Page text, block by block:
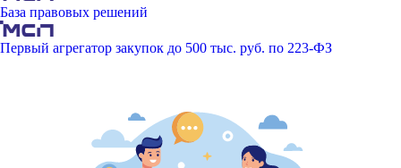
База правовых решений
Первый агрегатор закупок до 500 тыс. руб. по 223-ФЗ